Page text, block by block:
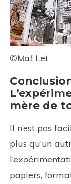
©Mat Let
mère de
Il n’est pas
plus qu’un
papiers,